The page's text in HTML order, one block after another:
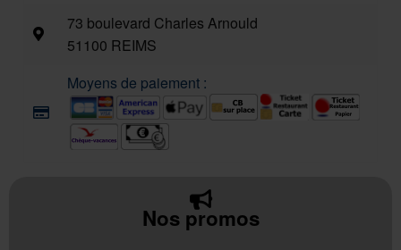
73 boulevard Charles Arnould
51100 REIMS
Moyens de paiement :
Nos promos